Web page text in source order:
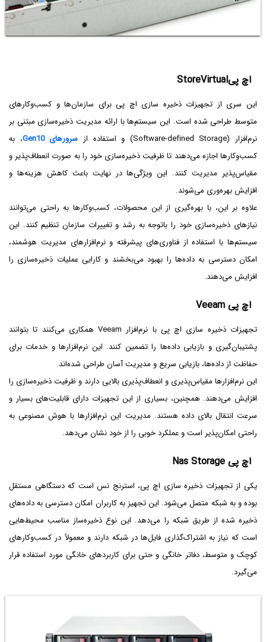
اچ پیStoreVirtual
این سری از تجهیزات ذخیره ‌سازی اچ پی برای سازمان‌ها و کسب‌وکارهای
متوسط طراحی شده است. این سیستم‌ها با ارائه مدیریت ذخیره‌سازی مبتنی بر
نرم‌افزار (Software-defined Storage) و استفاده از
سرورهای Gen10
، به
کسب‌وکارها اجازه می‌دهند تا ظرفیت ذخیره‌سازی خود را به صورت انعطاف‌پذیر و
مقیاس‌پذیر مدیریت کنند. این ویژگی‌ها در نهایت باعث کاهش هزینه‌ها و
افزایش بهره‌وری می‌شوند.
علاوه بر این، با بهره‌گیری از این محصولات، کسب‌وکارها به راحتی می‌توانند
نیازهای ذخیره‌سازی خود را باتوجه به رشد و تغییرات سازمان تنظیم کنند. این
سیستم‌ها با استفاده از فناوری‌های پیشرفته و نرم‌افزارهای مدیریت هوشمند،
امکان دسترسی به داده‌ها را بهبود می‌بخشند و کارایی عملیات ذخیره‌سازی را
افزایش می‌دهند.
اچ پی Veeam
تجهیزات ذخیره ‌سازی اچ پی با نرم‌افزار Veeam همکاری می‌کنند تا بتوانند
پشتیبان‌گیری و بازیابی داده‌ها را تضمین کنند. این نرم‌افزارها و خدمات برای
حفاظت از داده‌ها، بازیابی سریع و مدیریت آسان طراحی شده‌اند.
این نرم‌افزارها مقیاس‌پذیری و انعطاف‌پذیری بالایی دارند و ظرفیت ذخیره‌سازی را
افزایش می‌دهند. همچنین، بسیاری از این تجهیزات دارای قابلیت‌های بسیار و
سرعت انتقال بالای داده هستند. مدیریت این نرم‌افزارها با هوش مصنوعی به
راحتی امکان‌پذیر است و عملکرد خوبی را از خود نشان می‌دهد.
اچ پی Nas Storage
یکی از تجهیزات ذخیره ‌سازی اچ پی، استرنج نس است که دستگاهی مستقل
بوده و به شبکه متصل می‌شود. این تجهیز به کاربران امکان دسترسی به داده‌های
ذخیره‌ شده از طریق شبکه را می‌دهد. این نوع ذخیره‌ساز مناسب محیط‌هایی
است که نیاز به اشتراک‌گذاری فایل‌ها در شبکه دارند و معمولاً در کسب‌وکارهای
کوچک و متوسط، دفاتر خانگی و حتی برای کاربردهای خانگی مورد استفاده قرار
می‌گیرد.